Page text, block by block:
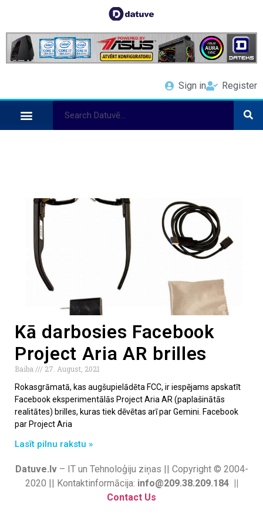
Sign in Register
Kā darbosies Facebook
Project Aria AR brilles
Baiba
27. August, 2021
Rokasgrāmatā, kas augšupielādēta FCC, ir iespējams apskatīt
Facebook eksperimentālās Project Aria AR (paplašinātās
realitātes) brilles, kuras tiek dēvētas arī par Gemini. Facebook
par Project Aria
Lasīt pilnu rakstu »
Datuve.lv– IT un Tehnoloģiju ziņas || Copyright © 2004-
2020 || Kontaktinformācija: info@209.38.209.184 ||
Contact Us